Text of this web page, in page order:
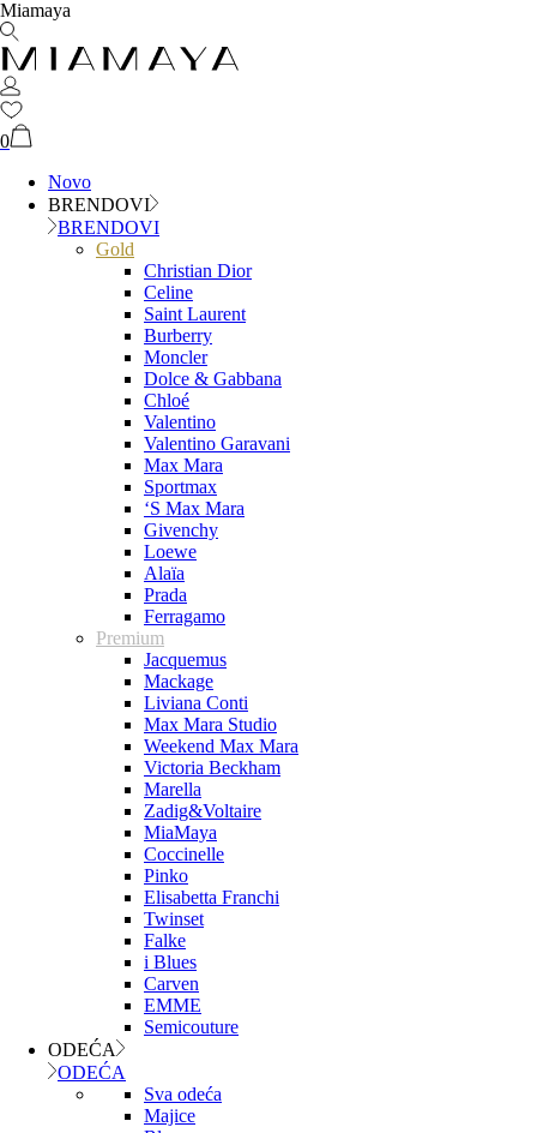
Miamaya
0
Novo
BRENDOVI
BRENDOVI
Gold
Christian Dior
Celine
Saint Laurent
Burberry
Moncler
Dolce & Gabbana
Chloé
Valentino
Valentino Garavani
Max Mara
Sportmax
‘S Max Mara
Givenchy
Loewe
Alaïa
Prada
Ferragamo
Premium
Jacquemus
Mackage
Liviana Conti
Max Mara Studio
Weekend Max Mara
Victoria Beckham
Marella
Zadig&Voltaire
MiaMaya
Coccinelle
Pinko
Elisabetta Franchi
Twinset
Falke
i Blues
Carven
EMME
Semicouture
ODEĆA
ODEĆA
Sva odeća
Majice